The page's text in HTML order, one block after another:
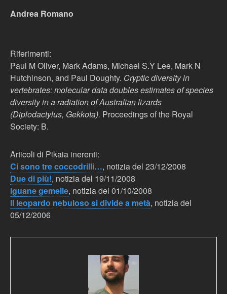
Andrea Romano
Riferimenti:
Paul M Oliver, Mark Adams, Michael S.Y Lee, Mark N
Hutchinson, and Paul Doughty. Cryptic diversity in
vertebrates: molecular data doubles estimates of species
diversity in a radiation of Australian lizards
(Diplodactylus, Gekkota). Proceedings of the Royal
Society: B.
Articoli di Pikaia inerenti:
Ci sono tre coccodrilli…, notizia del 23/12/2008
Due di più!, notizia del 19/11/2008
Iguane gemelle, notizia del 01/10/2008
Il leopardo nebuloso si divide a metà, notizia del
05/12/2006